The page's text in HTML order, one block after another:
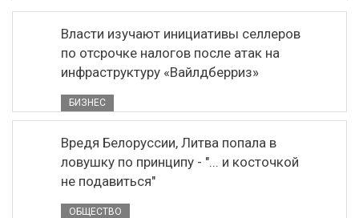
Власти изучают инициативы селлеров
по отсрочке налогов после атак на
инфраструктуру «Вайлдберриз»
БИЗНЕС
Вредя Белоруссии, Литва попала в
ловушку по принципу - "... и косточкой
не подавиться"
ОБЩЕСТВО